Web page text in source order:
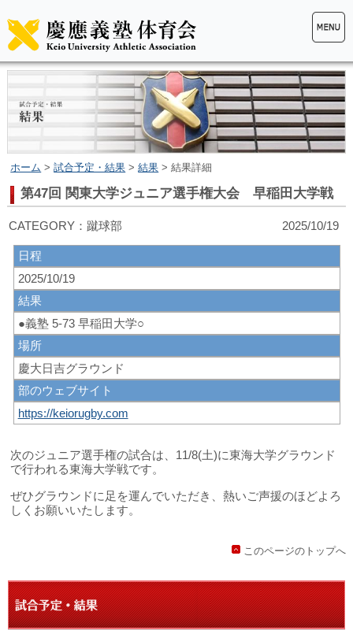
ホーム >試合予定・結果 >結果 > 結果詳細
第47回 関東大学ジュニア選手権大会 早稲田大学戦
CATEGORY：蹴球部 2025/10/19
日程
2025/10/19
結果
●義塾 5-73 早稲田大学○
場所
慶大日吉グラウンド
部のウェブサイト
https://keiorugby.com
次のジュニア選手権の試合は、11/8(土)に東海大学グラウンド
で行われる東海大学戦です。
ぜひグラウンドに足を運んでいただき、熱いご声援のほどよろ
しくお願いいたします。
このページのトップへ